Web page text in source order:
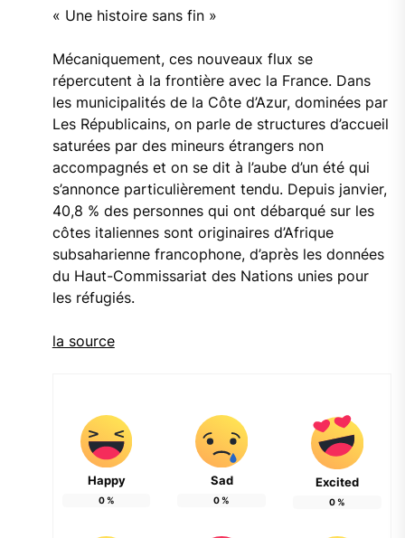
« Une histoire sans fin »
Mécaniquement, ces nouveaux flux se
répercutent à la frontière avec la France. Dans
les municipalités de la Côte d’Azur, dominées par
Les Républicains, on parle de structures d’accueil
saturées par des mineurs étrangers non
accompagnés et on se dit à l’aube d’un été qui
s’annonce particulièrement tendu. Depuis janvier,
40,8 % des personnes qui ont débarqué sur les
côtes italiennes sont originaires d’Afrique
subsaharienne francophone, d’après les données
du Haut-Commissariat des Nations unies pour
les réfugiés.
la source
Happy
0%
Sad
0%
Excited
0%